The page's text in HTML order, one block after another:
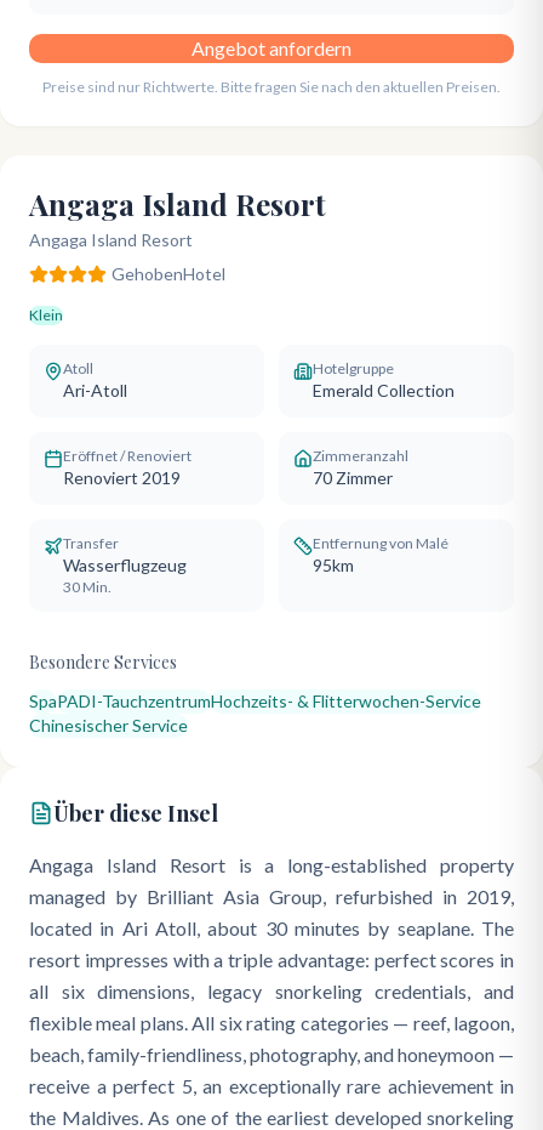
Angebot anfordern
Preise sind nur Richtwerte. Bitte fragen Sie nach den aktuellen Preisen.
Angaga Island Resort
Angaga Island Resort
GehobenHotel
Klein
Atoll
Ari-Atoll
Hotelgruppe
Emerald Collection
Eröffnet / Renoviert
Renoviert 2019
Zimmeranzahl
70 Zimmer
Transfer
Wasserflugzeug
30 Min.
Entfernung von Malé
95km
Besondere Services
SpaPADI-TauchzentrumHochzeits- & Flitterwochen-Service
Chinesischer Service
Über diese Insel
Angaga Island Resort is a long-established property
managed by Brilliant Asia Group, refurbished in 2019,
located in Ari Atoll, about 30 minutes by seaplane. The
resort impresses with a triple advantage: perfect scores in
all six dimensions, legacy snorkeling credentials, and
flexible meal plans. All six rating categories — reef, lagoon,
beach, family-friendliness, photography, and honeymoon —
receive a perfect 5, an exceptionally rare achievement in
the Maldives. As one of the earliest developed snorkeling